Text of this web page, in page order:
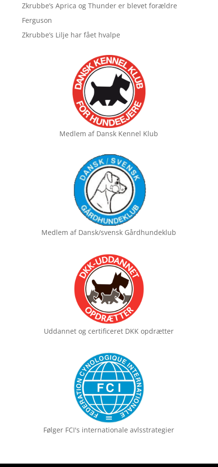
Zkrubbe’s Aprica og Thunder er blevet forældre
Ferguson
Zkrubbe’s Lilje har fået hvalpe
Medlem af Dansk Kennel Klub
Medlem af Dansk/svensk Gårdhundeklub
Uddannet og certificeret DKK opdrætter
Følger FCI's internationale avlsstrategier